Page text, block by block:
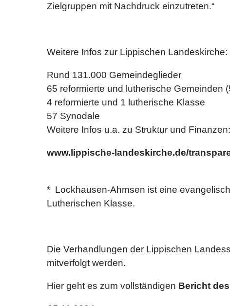
Zielgruppen mit Nachdruck einzutreten.“
Weitere Infos zur Lippischen Landeskirche:
Rund 131.000 Gemeindeglieder
65 reformierte und lutherische Gemeinden
4 reformierte und 1 lutherische Klasse
57 Synodale
Weitere Infos u.a. zu Struktur und Finanzen:
www.lippische-landeskirche.de/
* Lockhausen-Ahmsen ist eine
Lutherischen Klasse.
Die Verhandlungen der Lippischen
mitverfolgt werden.
Hier geht es zum vollständigen Bericht